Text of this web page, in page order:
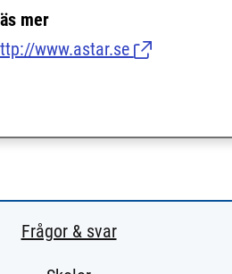
mer
www.astar.se (Länk till
Frågor & svar